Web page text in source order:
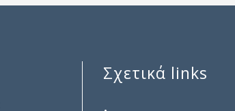
Σχετικά links
.